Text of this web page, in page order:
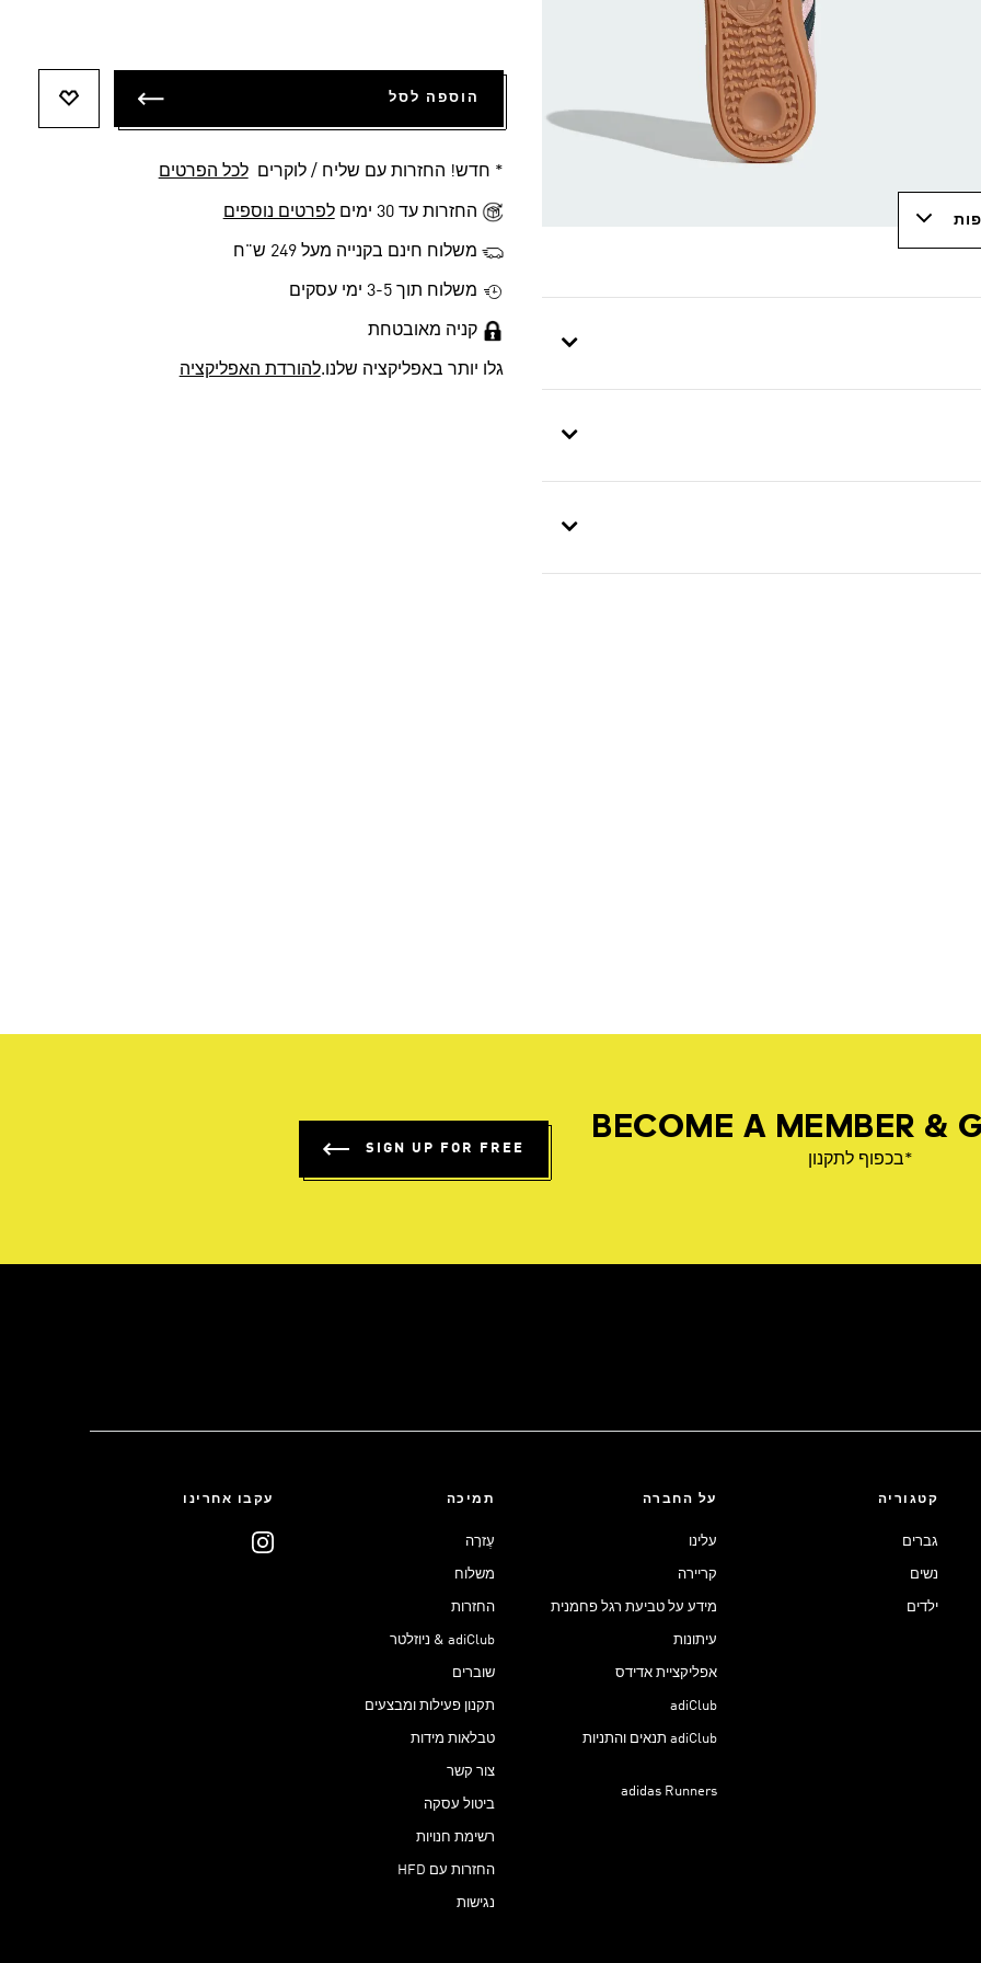
הוספה לסל
* חדש! החזרות עם שליח / לוקריםלכל הפרטים
החזרות עד 30 ימים לפרטים נוספים
משלוח חינם בקנייה מעל 249 ש"ח
משלוח תוך 3-5 ימי עסקים
קניה מאובטחת
גלו יותר באפליקציה שלנו.להורדת האפליקציה
BECOME A MEMBER &
*בכפוף לתקנון
SIGN UP FOR FREE
קטגוריה
גברים
נשים
ילדים
על החברה
עלינו
קריירה
מידע על טביעת רגל פחמנית
עיתונות
אפליקציית אדידס
adiClub
adiClub תנאים והתניות
adidas Runners
תמיכה
עֶזרָה
משלוח
החזרות
adiClub & ניוזלטר
שוברים
תקנון פעילות ומבצעים
טבלאות מידות
צור קשר
ביטול עסקה
רשימת חנויות
החזרות עם HFD
נגישות
עקבו אחרינו